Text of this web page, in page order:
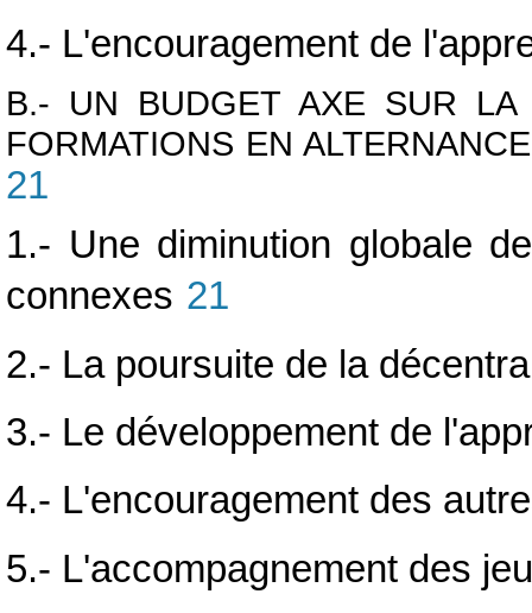
4.- L'encouragement de
B.- UN BUDGET AXE SUR LA
FORMATIONS EN
21
1.- Une diminution globale
connexes 21
2.- La poursuite de la
3.- Le développement de
4.- L'encouragement des
5.- L'accompagnement des